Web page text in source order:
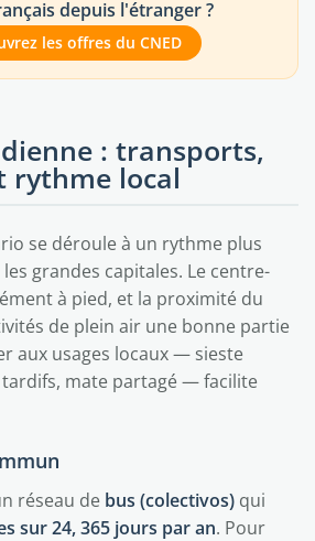
depuis l'étranger ?
les offres du CNED
: transports,
rythme local
se déroule à un rythme plus
grandes capitales. Le centre-
à pied, et la proximité du
de plein air une bonne partie
aux usages locaux — sieste
mate partagé — facilite
réseau de bus (colectivos) qui
sur 24, 365 jours par an. Pour